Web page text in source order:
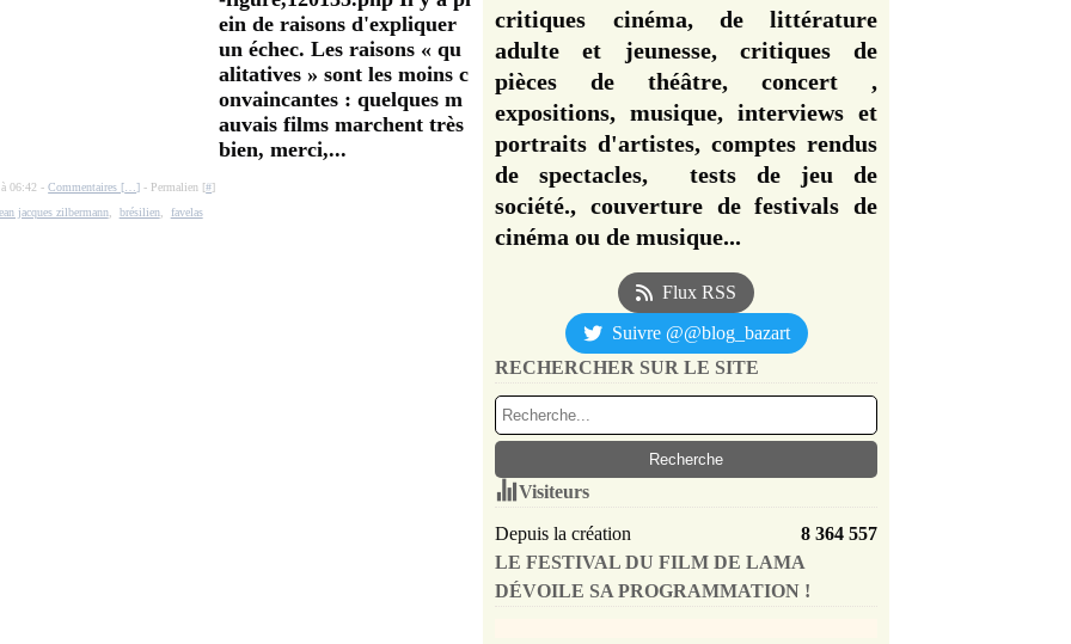
ein de raisons d'expliquer
un échec. Les raisons « qu
alitatives » sont les moins c
onvaincantes : quelques m
auvais films marchent très
bien, merci,...
à 06:42 -Commentaires [ …] - Permalien [#]
jacques zilbermann, brésilien, favelas
critiques cinéma, de littérature
adulte et jeunesse, critiques de
pièces de théâtre, concert ,
expositions, musique, interviews et
portraits d'artistes, comptes rendus
de spectacles, tests de jeu de
société., couverture de festivals de
cinéma ou de musique...
Flux RSS
Suivre @@blog_bazart
RECHERCHER SUR LE SITE
Visiteurs
Depuis la création
8 364 557
LE FESTIVAL DU FILM DE LAMA
DÉVOILE SA PROGRAMMATION !